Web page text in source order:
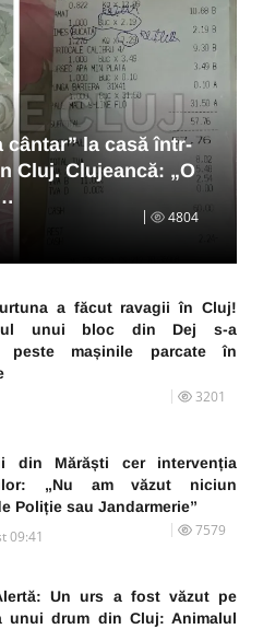
cântar” la casă într-
Cluj. Clujeancă: „O
4804
a făcut ravagii în Cluj!
unui bloc din Dej s-a
peste mașinile parcate în
3201
din Mărăști cer intervenția
„Nu am văzut niciun
Poliție sau Jandarmerie”
09:41 7579
Un urs a fost văzut pe
unui drum din Cluj: Animalul